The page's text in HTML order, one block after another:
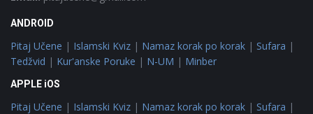
ANDROID
Pitaj Učene | Islamski Kviz | Namaz korak po korak | Sufara |
Tedžvid | Kur'anske Poruke | N-UM | Minber
APPLE iOS
Pitaj Učene | Islamski Kviz | Namaz korak po korak | Sufara |